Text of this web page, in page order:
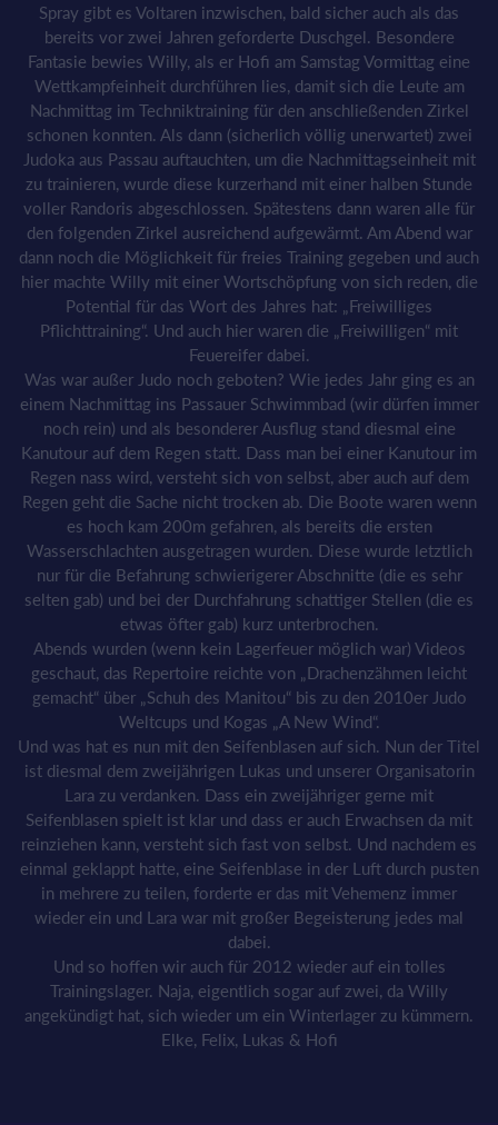
Spray gibt es Voltaren inzwischen, bald sicher auch als das
bereits vor zwei Jahren geforderte Duschgel. Besondere
Fantasie bewies Willy, als er Hofi am Samstag Vormittag eine
Wettkampfeinheit durchführen lies, damit sich die Leute am
Nachmittag im Techniktraining für den anschließenden Zirkel
schonen konnten. Als dann (sicherlich völlig unerwartet) zwei
Judoka aus Passau auftauchten, um die Nachmittagseinheit mit
zu trainieren, wurde diese kurzerhand mit einer halben Stunde
voller Randoris abgeschlossen. Spätestens dann waren alle für
den folgenden Zirkel ausreichend aufgewärmt. Am Abend war
dann noch die Möglichkeit für freies Training gegeben und auch
hier machte Willy mit einer Wortschöpfung von sich reden, die
Potential für das Wort des Jahres hat: „Freiwilliges
Pflichttraining“. Und auch hier waren die „Freiwilligen“ mit
Feuereifer dabei.
Was war außer Judo noch geboten? Wie jedes Jahr ging es an
einem Nachmittag ins Passauer Schwimmbad (wir dürfen immer
noch rein) und als besonderer Ausflug stand diesmal eine
Kanutour auf dem Regen statt. Dass man bei einer Kanutour im
Regen nass wird, versteht sich von selbst, aber auch auf dem
Regen geht die Sache nicht trocken ab. Die Boote waren wenn
es hoch kam 200m gefahren, als bereits die ersten
Wasserschlachten ausgetragen wurden. Diese wurde letztlich
nur für die Befahrung schwierigerer Abschnitte (die es sehr
selten gab) und bei der Durchfahrung schattiger Stellen (die es
etwas öfter gab) kurz unterbrochen.
Abends wurden (wenn kein Lagerfeuer möglich war) Videos
geschaut, das Repertoire reichte von „Drachenzähmen leicht
gemacht“ über „Schuh des Manitou“ bis zu den 2010er Judo
Weltcups und Kogas „A New Wind“.
Und was hat es nun mit den Seifenblasen auf sich. Nun der Titel
ist diesmal dem zweijährigen Lukas und unserer Organisatorin
Lara zu verdanken. Dass ein zweijähriger gerne mit
Seifenblasen spielt ist klar und dass er auch Erwachsen da mit
reinziehen kann, versteht sich fast von selbst. Und nachdem es
einmal geklappt hatte, eine Seifenblase in der Luft durch pusten
in mehrere zu teilen, forderte er das mit Vehemenz immer
wieder ein und Lara war mit großer Begeisterung jedes mal
dabei.
Und so hoffen wir auch für 2012 wieder auf ein tolles
Trainingslager. Naja, eigentlich sogar auf zwei, da Willy
angekündigt hat, sich wieder um ein Winterlager zu kümmern.
Elke, Felix, Lukas & Hofi